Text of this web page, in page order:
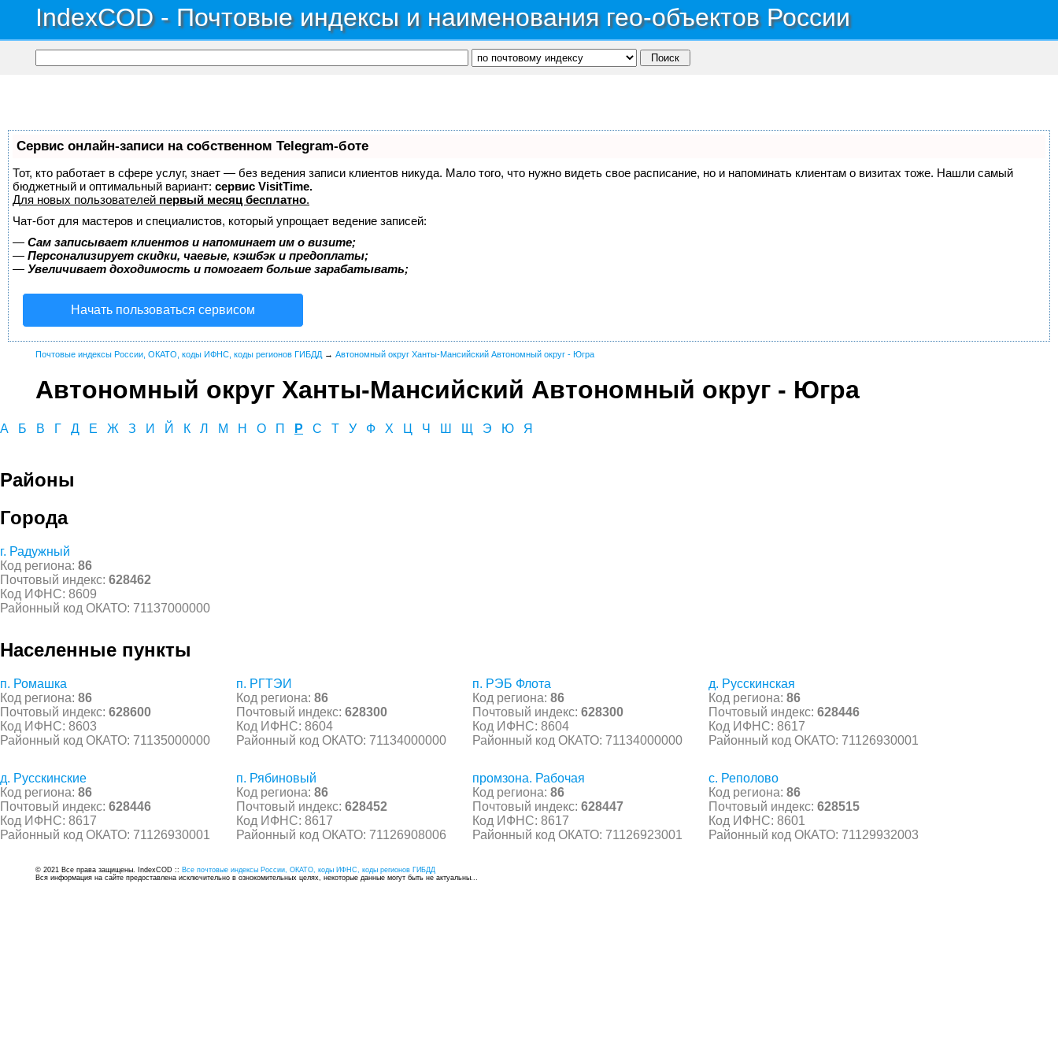
IndexCOD - Почтовые индексы и наименования гео-объектов России
Сервис онлайн-записи на собственном Telegram-боте
Тот, кто работает в сфере услуг, знает — без ведения записи клиентов никуда. Мало того, что нужно видеть свое расписание, но и напоминать клиентам о визитах тоже. Нашли самый
бюджетный и оптимальный вариант: сервис VisitTime.
Для новых пользователей первый месяц бесплатно.
Чат-бот для мастеров и специалистов, который упрощает ведение записей:
— Сам записывает клиентов и напоминает им о визите;
— Персонализирует скидки, чаевые, кэшбэк и предоплаты;
— Увеличивает доходимость и помогает больше зарабатывать;
Начать пользоваться сервисом
Почтовые индексы России, ОКАТО, коды ИФНС, коды регионов ГИБДД → Автономный округ Ханты-Мансийский Автономный округ - Югра
Автономный округ Ханты-Мансийский Автономный округ - Югра
А Б В Г Д Е Ж З И Й К Л М Н О П Р С Т У Ф Х Ц Ч Ш Щ Э Ю Я
Районы
Города
г. Радужный
Код региона: 86
Почтовый индекс: 628462
Код ИФНС: 8609
Районный код ОКАТО: 71137000000
Населенные пункты
п. Ромашка
Код региона: 86
Почтовый индекс: 628600
Код ИФНС: 8603
Районный код ОКАТО: 71135000000
п. РГТЭИ
Код региона: 86
Почтовый индекс: 628300
Код ИФНС: 8604
Районный код ОКАТО: 71134000000
п. РЭБ Флота
Код региона: 86
Почтовый индекс: 628300
Код ИФНС: 8604
Районный код ОКАТО: 71134000000
д. Русскинская
Код региона: 86
Почтовый индекс: 628446
Код ИФНС: 8617
Районный код ОКАТО: 71126930001
д. Русскинские
Код региона: 86
Почтовый индекс: 628446
Код ИФНС: 8617
Районный код ОКАТО: 71126930001
п. Рябиновый
Код региона: 86
Почтовый индекс: 628452
Код ИФНС: 8617
Районный код ОКАТО: 71126908006
промзона. Рабочая
Код региона: 86
Почтовый индекс: 628447
Код ИФНС: 8617
Районный код ОКАТО: 71126923001
с. Реполово
Код региона: 86
Почтовый индекс: 628515
Код ИФНС: 8601
Районный код ОКАТО: 71129932003
© 2021 Все права защищены. IndexCOD :: Все почтовые индексы России, ОКАТО, коды ИФНС, коды регионов ГИБДД
Вся информация на сайте предоставлена исключительно в ознокомительных целях, некоторые данные могут быть не актуальны...